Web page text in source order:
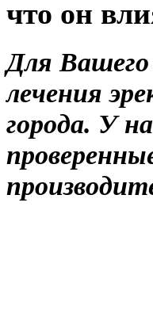
что он
Для Вашего
лечения
города. У